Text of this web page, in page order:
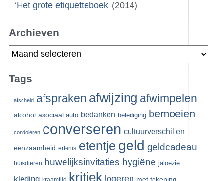
‘Het grote etiquetteboek’ (2014)
Archieven
Archieven
Tags
afscheid afspraken afwijzing afwimpelen
alcohol asociaal auto bedanken belediging bemoeien
condoleren converseren cultuurverschillen
eenzaamheid erfenis etentje geld geldcadeau
huisdieren huwelijksinvitaties hygiëne jaloezie
kleding kraamtijd kritiek logeren met tekening